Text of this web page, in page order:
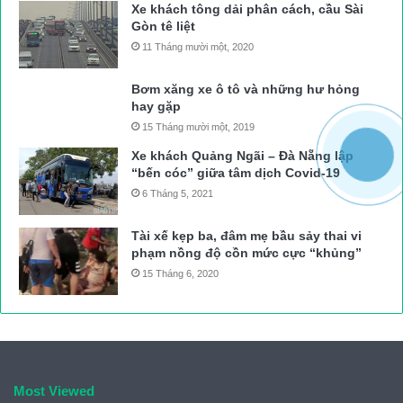
Thạch nói.
GS. TS. Từ Sỹ Sùa, Giảng viên cao cấp trường Đại học GTVT
theo đúng tinh thần chỉ đạo của Chính phủ là xử lý nghiêm, sửa
luật để phạt nặng, tước bằng lái vĩnh viễn với người vi phạm.
Tuy nhiên, ông Sùa cho rằng, việc xem xét tước vĩnh viễn
quyền sử dụng GPLX đối với lái xe thực hiện các hành vi vi
phạm quy định về sử dụng rượu, bia, ma túy khi điều khiển
phương tiện trong lĩnh vực ATGT cũng chưa phải là giải pháp
căn cơ, triệt để, vì “phần gốc” của vấn đề là công tác đào tạo,
sát hạch cấp GPLX, cấp phép cho các doanh nghiệp vận tải,
kiểm định phương tiện vận tải, công tác hậu kiểm.
Xe khách tông dải phân cách, cầu Sài
Gòn tê liệt
11 Tháng mười một, 2020
Bơm xăng xe ô tô và những hư hỏng
hay gặp
15 Tháng mười một, 2019
Xe khách Quảng Ngãi – Đà Nẵng lập
“bến cóc” giữa tâm dịch Covid-19
6 Tháng 5, 2021
Tài xế kẹp ba, đâm mẹ bầu sảy thai vi
phạm nồng độ cồn mức cực “khủng”
15 Tháng 6, 2020
Most Viewed